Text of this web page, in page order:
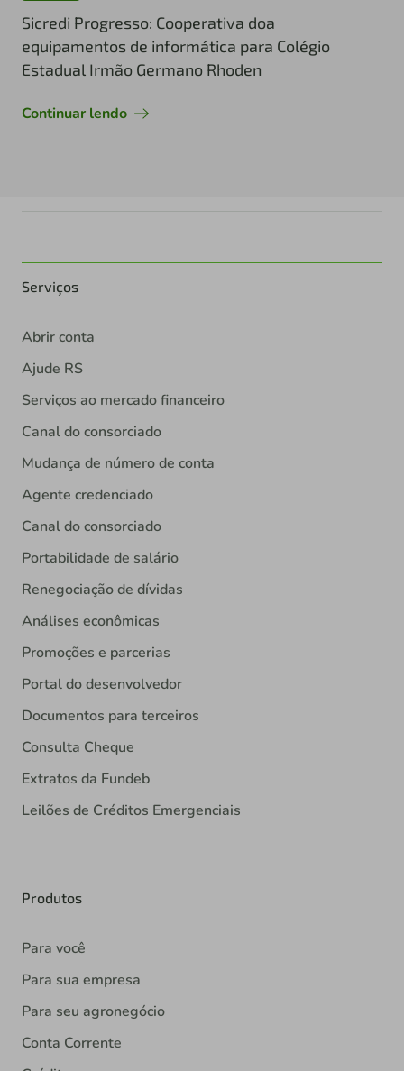
Sicredi Progresso: Cooperativa doa
equipamentos de informática para Colégio
Estadual Irmão Germano Rhoden
Continuar lendo
Serviços
Abrir conta
Ajude RS
Serviços ao mercado financeiro
Canal do consorciado
Mudança de número de conta
Agente credenciado
Canal do consorciado
Portabilidade de salário
Renegociação de dívidas
Análises econômicas
Promoções e parcerias
Portal do desenvolvedor
Documentos para terceiros
Consulta Cheque
Extratos da Fundeb
Leilões de Créditos Emergenciais
Produtos
Para você
Para sua empresa
Para seu agronegócio
Conta Corrente